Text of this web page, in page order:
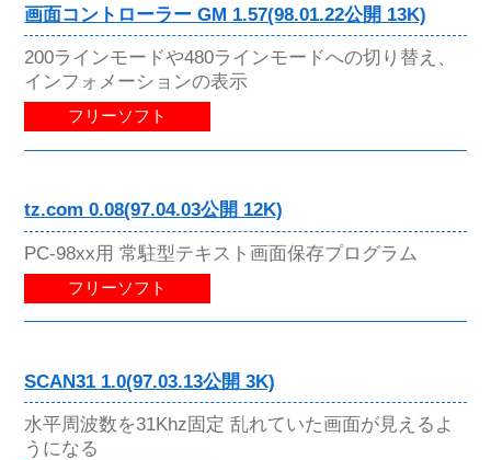
画面コントローラー GM 1.57(98.01.22公開 13K)
200ラインモードや480ラインモードへの切り替え、
インフォメーションの表示
フリーソフト
tz.com 0.08(97.04.03公開 12K)
PC-98xx用 常駐型テキスト画面保存プログラム
フリーソフト
SCAN31 1.0(97.03.13公開 3K)
水平周波数を31Khz固定 乱れていた画面が見えるよ
うになる